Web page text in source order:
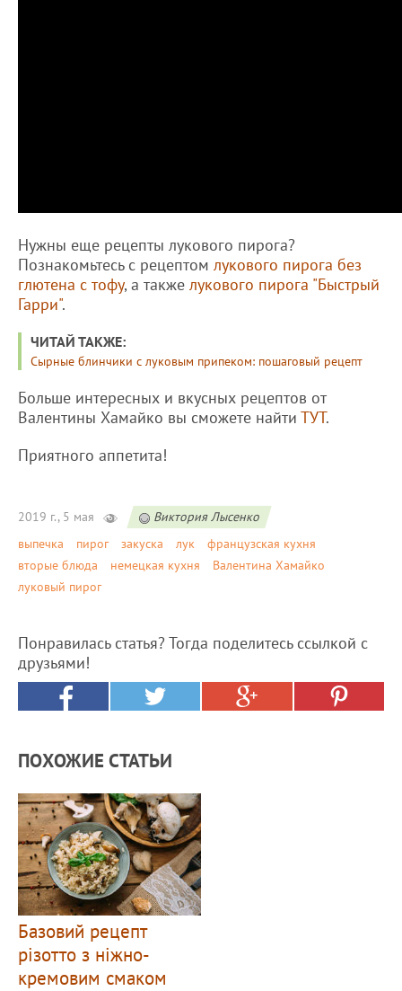
Нужны еще рецепты лукового пирога?
Познакомьтесь с рецептом лукового пирога без
глютена с тофу, а также лукового пирога "Быстрый
Гарри".
ЧИТАЙ ТАКЖЕ:
Сырные блинчики с луковым припеком: пошаговый рецепт
Больше интересных и вкусных рецептов от
Валентины Хамайко вы сможете найти ТУТ.
Приятного аппетита!
2019 г., 5 мая
Виктория Лысенко
выпечка
пирог закуска лук
французская кухня
вторые блюда
немецкая кухня
Валентина Хамайко
луковый пирог
Понравилась статья? Тогда поделитесь ссылкой с
друзьями!
ПОХОЖИЕ СТАТЬИ
Базовий рецепт
різотто з ніжно-
кремовим смаком